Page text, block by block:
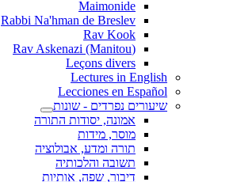
Maimonide
Rabbi Na'hman de Breslev
Rav Kook
(Rav Askenazi (Manitou
Leçons divers
Lectures in English
Lecciones en Español
שיעורים נפרדים - שונות
אמונה, יסודות התורה
מוסר, מידות
תורה ומדע, אבולוציה
תשובה והלכותיה
דיבור, שפה, אותיות